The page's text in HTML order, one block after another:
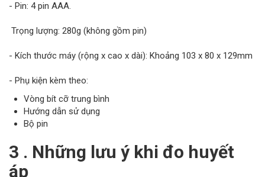
- Pin: 4 pin AAA.
Trọng lượng: 280g (không gồm pin)
- Kích thước máy (rộng x cao x dài): Khoảng 103 x 80 x 129mm
- Phụ kiện kèm theo:
Vòng bít cỡ trung bình
Hướng dẫn sử dụng
Bộ pin
3 . Những lưu ý khi đo huyết
áp